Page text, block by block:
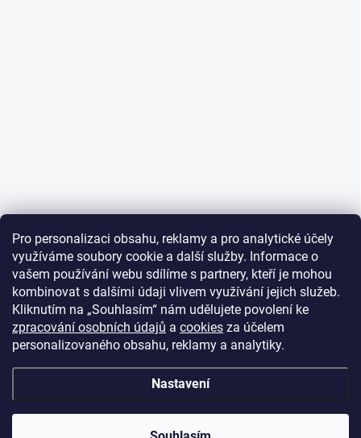
Pro personalizaci obsahu, reklamy a pro analytické účely
využíváme soubory cookie a další služby. Informace o
vašem používání webu sdílíme s partnery, kteří je mohou
kombinovat s dalšími údaji vlivem využívání jejich služeb.
Kliknutím na „Souhlasím“ nám udělujete povolení ke
zpracování osobních údajů a cookies za účelem
personalizovaného obsahu, reklamy a analytiky.
Nastavení